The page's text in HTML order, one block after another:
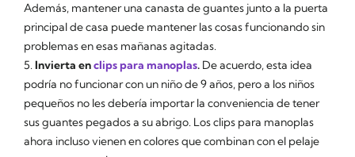
Además, mantener una canasta de guantes junto a la puerta
principal de casa puede mantener las cosas funcionando sin
problemas en esas mañanas agitadas.
5.Invierta enclips para manoplas. De acuerdo, esta idea
podría no funcionar con un niño de 9 años, pero a los niños
pequeños no les debería importar la conveniencia de tener
sus guantes pegados a su abrigo. Los clips para manoplas
ahora incluso vienen en colores que combinan con el pelaje